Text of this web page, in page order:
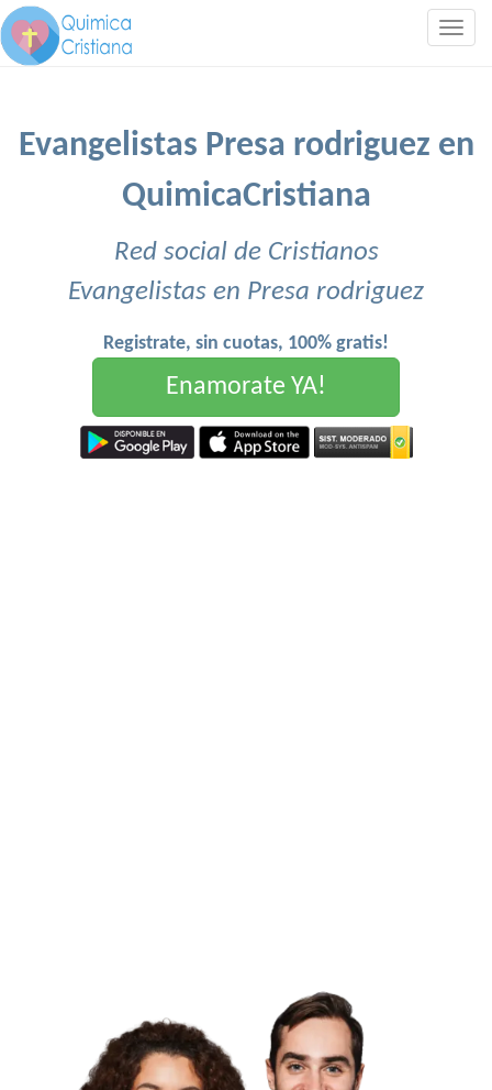
Evangelistas Presa rodriguez en
QuimicaCristiana
Red social de Cristianos
Evangelistas en Presa rodriguez
Registrate, sin cuotas, 100% gratis!
Enamorate YA!